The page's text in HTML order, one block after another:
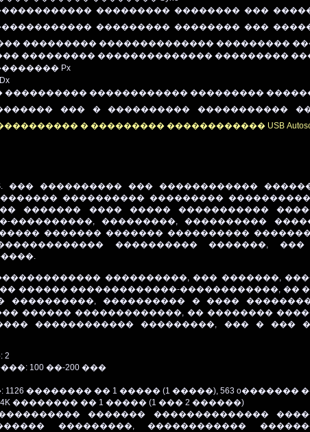
��������� �������� ���
��������� �������� ���
��������� �������������� ���������
��������� �������������� ���������
Px
���������� ������������ ���������
��� � ���������� �����������
� ��������� ������������ USB Autoscope I /
.
��� ���������� ��� ������������
���������� ���������
������� ���� ����� �����������
����������, ���������, ����������
������� ������� ����������
���������� �������,
����������, ��� �������,
������ �������������-������������, ��
����������, ���������� � ����
������ �������������, �� ��������
������������ ���������, ��� � ���
100 ��-200 ���
�������� �� 1 ����� (1 �����), 563 o�������
�������� �� 1 ����� (1 ��� 2 ������)
������� ��������������
���������, ������������